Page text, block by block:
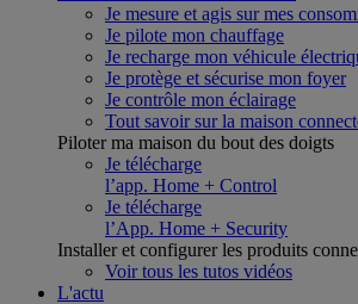
Je mesure et agis sur mes
Je pilote mon chauffage
Je recharge mon véhicule
Je protège et sécurise mon foyer
Je contrôle mon éclairage
Tout savoir sur la maison
Piloter ma maison du bout des doigts
Je télécharge
l’app. Home + Control
Je télécharge
l’App. Home + Security
Installer et configurer les produits
Voir tous les tutos vidéos
L'actu